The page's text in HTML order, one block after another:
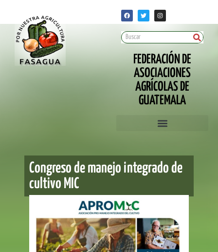
FEDERACIÓN DE
ASOCIACIONES
AGRÍCOLAS DE
GUATEMALA
Congreso de manejo integrado de
cultivo MIC